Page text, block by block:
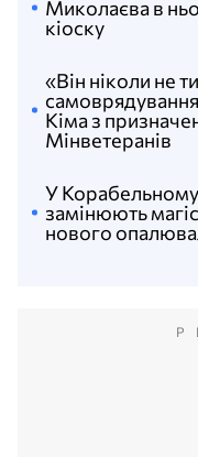
У
замінюють
нового
«Він ніколи не
Кіма з
Мінветеранів
Миколаєва в
кіоску